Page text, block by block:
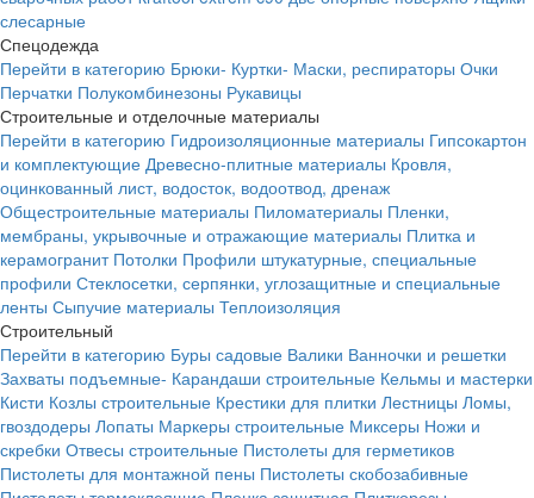
слесарные
Спецодежда
Перейти в категорию Брюки- Куртки- Маски, респираторы Очки
Перчатки Полукомбинезоны Рукавицы
Строительные и отделочные материалы
Перейти в категорию Гидроизоляционные материалы Гипсокартон
и комплектующие Древесно-плитные материалы Кровля,
оцинкованный лист, водосток, водоотвод, дренаж
Общестроительные материалы Пиломатериалы Пленки,
мембраны, укрывочные и отражающие материалы Плитка и
керамогранит Потолки Профили штукатурные, специальные
профили Стеклосетки, серпянки, углозащитные и специальные
ленты Сыпучие материалы Теплоизоляция
Строительный
Перейти в категорию Буры садовые Валики Ванночки и решетки
Захваты подъемные- Карандаши строительные Кельмы и мастерки
Кисти Козлы строительные Крестики для плитки Лестницы Ломы,
гвоздодеры Лопаты Маркеры строительные Миксеры Ножи и
скребки Отвесы строительные Пистолеты для герметиков
Пистолеты для монтажной пены Пистолеты скобозабивные